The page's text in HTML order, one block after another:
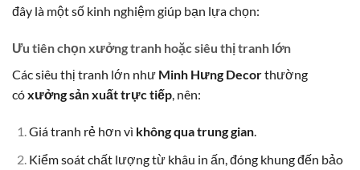
đây là một số kinh nghiệm giúp bạn lựa chọn:
Ưu tiên chọn xưởng tranh hoặc siêu thị tranh lớn
Các siêu thị tranh lớn như Minh Hưng Decorthường
cóxưởng sản xuất trực tiếp, nên:
Giá tranh rẻ hơn vì không qua trung gian.
Kiểm soát chất lượng từ khâu in ấn, đóng khung đến bảo